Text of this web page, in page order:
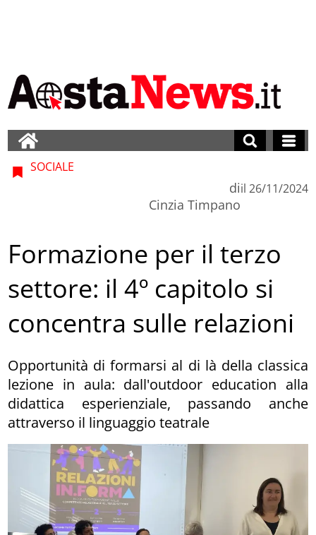
SOCIALE
di
Cinzia Timpano
il 26/11/2024
Formazione per il terzo
settore: il 4º capitolo si
concentra sulle relazioni
Opportunità di formarsi al di là della classica
lezione in aula: dall'outdoor education alla
didattica esperienziale, passando anche
attraverso il linguaggio teatrale